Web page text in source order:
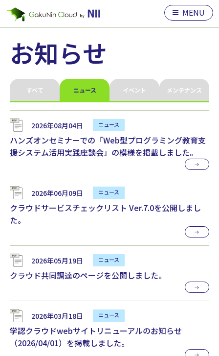
MENU
お知らせ
すべて ニュース イベント メンテナンス
2026年08月04日
ハンズオンセミナーでの「Web型プログラミング教育支
援システム活用実践座談会」の模様を掲載しました。
2026年06月09日
クラウドサービスチェックリスト Ver.7.0を公開しまし
た。
2026年05月19日
クラウド共同調達のページを公開しました。
2026年03月18日
学認クラウドwebサイトリニューアルのお知らせ
（2026/04/01）を掲載しました。